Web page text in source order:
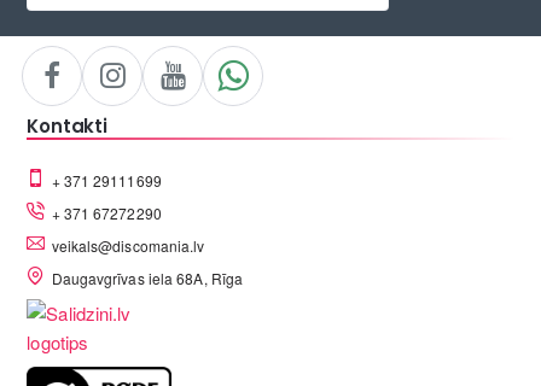
Kontakti
+ 371 29111699
+ 371 67272290
veikals@discomania.lv
Daugavgrīvas iela 68A, Rīga